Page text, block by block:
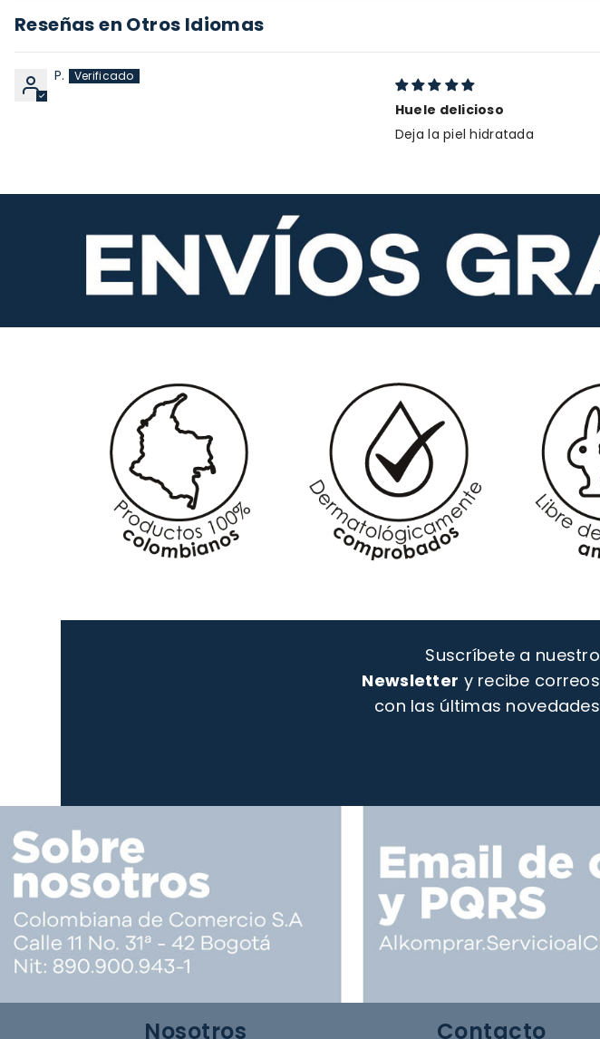
Reseñas en Otros Idiomas
P.
Huele delicioso
Deja la piel hidratada
Suscríbete a nuestro
Newsletter y recibe correos
con las últimas novedades
Nosotros Contacto